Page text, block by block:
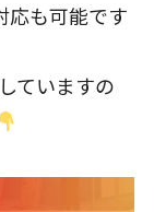
応も可能です
ていますの